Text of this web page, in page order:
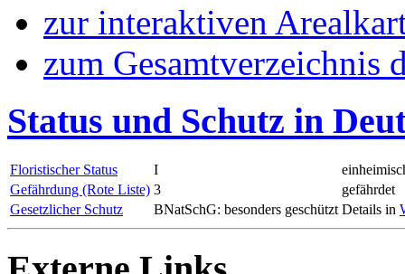
zur interaktiven
zum Gesamtverzeichnis
Status und Schutz in
Floristischer Status I
Gefährdung (Rote Liste) 3
gefährdet
Gesetzlicher Schutz
BNatSchG: besonders geschützt Details in